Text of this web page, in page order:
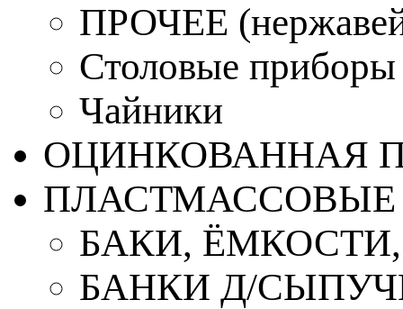
ПРОЧЕЕ
Столовые приборы
Чайники
ОЦИНКОВАННАЯ
ПЛАСТМАССОВЫЕ
БАКИ,
БАНКИ Д/